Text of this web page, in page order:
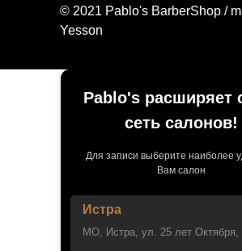
© 2021 Pablo's BarberShop /
Yesson
Pablo's расширяет
сеть салонов!
Для записи выберите наиболее
Вам салон
Истра
МО, Истра, ул. 25 лет Октября,